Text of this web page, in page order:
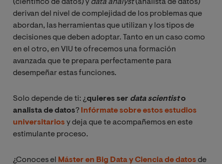
(científico de datos) y data analyst (analista de datos)
derivan del nivel de complejidad de los problemas que
abordan, las herramientas que utilizan y los tipos de
decisiones que deben adoptar. Tanto en un caso como
en el otro, en VIU te ofrecemos una formación
avanzada que te prepara perfectamente para
desempeñar estas funciones.
Solo depende de ti: ¿quieres ser data scientisto
analista de datos? Infórmate sobre estos estudios
universitarios y deja que te acompañemos en este
estimulante proceso.
¿Conoces el Máster en Big Data y Ciencia de datos de